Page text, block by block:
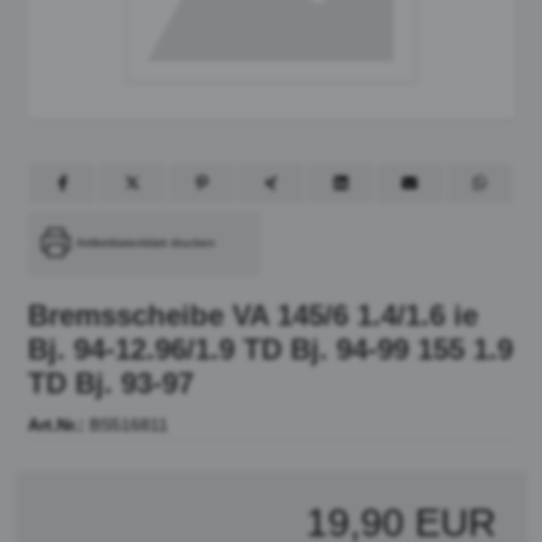
Artikeldatenblatt drucken
Bremsscheibe VA 145/6 1.4/1.6 ie
Bj. 94-12.96/1.9 TD Bj. 94-99 155 1.9
TD Bj. 93-97
Art.Nr.: BS516811
19,90 EUR